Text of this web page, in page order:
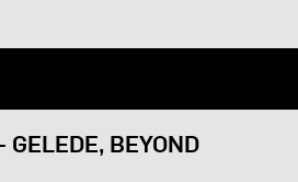
BEYOND